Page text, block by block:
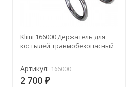
Klimi 166000 Держатель для
костылей травмобезопасный
Артикул: 166000
2 700 ₽